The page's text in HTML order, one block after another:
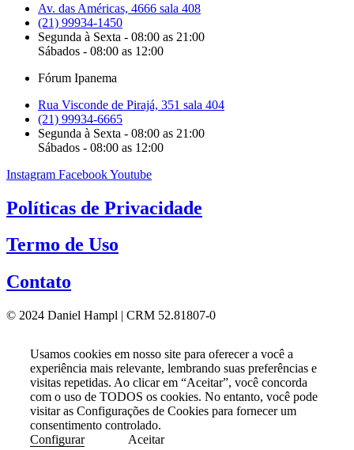
Av. das Américas, 4666 sala 408
(21) 99934-1450
Segunda à Sexta - 08:00 as 21:00
Sábados - 08:00 as 12:00
Fórum Ipanema
Rua Visconde de Pirajá, 351 sala 404
(21) 99934-6665
Segunda à Sexta - 08:00 as 21:00
Sábados - 08:00 as 12:00
Instagram FacebookYoutube
Políticas de Privacidade
Termo de Uso
Contato
© 2024 Daniel Hampl | CRM 52.81807-0
Usamos cookies em nosso site para oferecer a você a
experiência mais relevante, lembrando suas preferências e
visitas repetidas. Ao clicar em “Aceitar”, você concorda
com o uso de TODOS os cookies. No entanto, você pode
visitar as Configurações de Cookies para fornecer um
consentimento controlado.
Configurar
Aceitar